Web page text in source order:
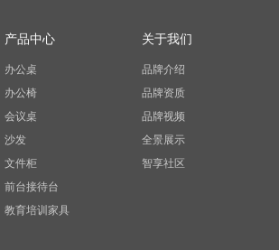
产品中心
办公桌
办公椅
会议桌
沙发
文件柜
前台接待台
教育培训家具
关于我们
品牌介绍
品牌资质
品牌视频
全景展示
智享社区